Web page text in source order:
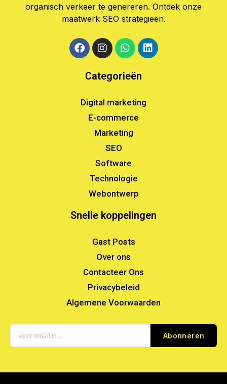
organisch verkeer te genereren. Ontdek onze
maatwerk SEO strategieën.
Categorieën
Digital marketing
E-commerce
Marketing
SEO
Software
Technologie
Webontwerp
Snelle koppelingen
Gast Posts
Over ons
Contacteer Ons
Privacybeleid
Algemene Voorwaarden
Abonneren